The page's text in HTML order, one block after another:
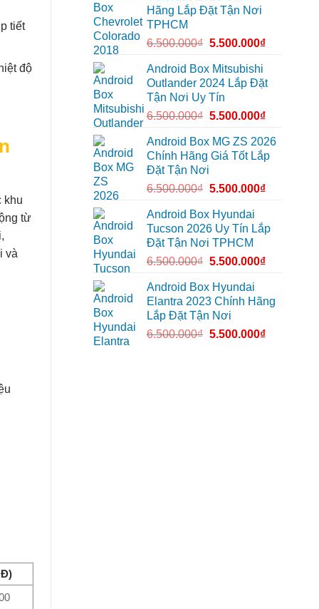
tiết
độ
khu
từ
và
thoải
mái
hơn
Geely
EX2
tại
Quận
xem
bản
đồ,
YouTube
tiện
lợi
hơn
Hãng Lắp Đặt Tận Nơi
TPHCM
6.500.000₫ 5.500.000₫
Android Box Mitsubishi
Outlander 2024 Lắp Đặt
Tận Nơi Uy Tín
6.500.000₫ 5.500.000₫
Android Box MG ZS 2026
Chính Hãng Giá Tốt Lắp
Đặt Tận Nơi
6.500.000₫ 5.500.000₫
Android Box Hyundai
Tucson 2026 Uy Tín Lắp
Đặt Tận Nơi TPHCM
6.500.000₫ 5.500.000₫
Android Box Hyundai
Elantra 2023 Chính Hãng
Lắp Đặt Tận Nơi
6.500.000₫ 5.500.000₫